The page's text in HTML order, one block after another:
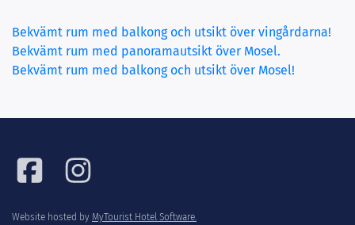
Bekvämt rum med balkong och utsikt över vingårdarna!
Bekvämt rum med panoramautsikt över Mosel.
Bekvämt rum med balkong och utsikt över Mosel!
Website hosted by MyTourist Hotel Software.